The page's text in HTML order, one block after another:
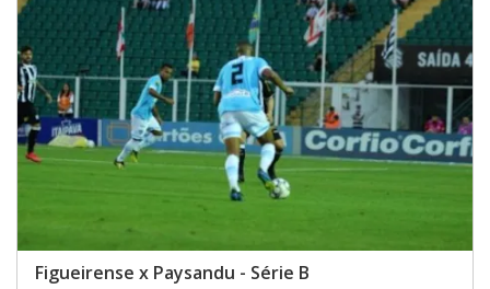
Figueirense x Paysandu - Série B